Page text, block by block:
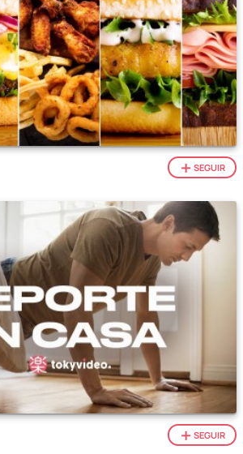
SEGUIR
SEGUIR